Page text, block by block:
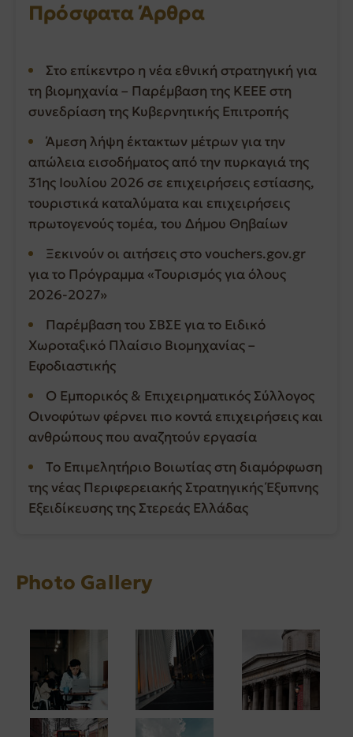
Πρόσφατα Άρθρα
Στο επίκεντρο η νέα εθνική στρατηγική για
τη βιομηχανία – Παρέμβαση της ΚΕΕΕ στη
συνεδρίαση της Κυβερνητικής Επιτροπής
Άμεση λήψη έκτακτων μέτρων για την
απώλεια εισοδήματος από την πυρκαγιά της
31ης Ιουλίου 2026 σε επιχειρήσεις εστίασης,
τουριστικά καταλύματα και επιχειρήσεις
πρωτογενούς τομέα, του Δήμου Θηβαίων
Ξεκινούν οι αιτήσεις στο vouchers.gov.gr
για το Πρόγραμμα «Τουρισμός για όλους
2026-2027»
Παρέμβαση του ΣΒΣΕ για το Ειδικό
Χωροταξικό Πλαίσιο Βιομηχανίας –
Εφοδιαστικής
Ο Εμπορικός & Επιχειρηματικός Σύλλογος
Οινοφύτων φέρνει πιο κοντά επιχειρήσεις και
ανθρώπους που αναζητούν εργασία
Το Επιμελητήριο Βοιωτίας στη διαμόρφωση
της νέας Περιφερειακής Στρατηγικής Έξυπνης
Εξειδίκευσης της Στερεάς Ελλάδας
Photo Gallery